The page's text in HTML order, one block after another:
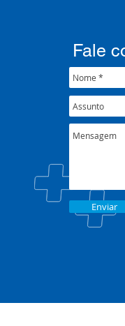
Enviar
Fale